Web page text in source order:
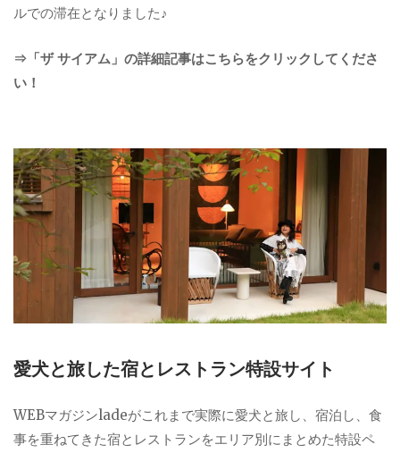
ルでの滞在となりました♪
⇒「ザ サイアム」の詳細記事はこちらをクリックしてくださ
い！
愛犬と旅した宿とレストラン特設サイト
WEBマガジンladeがこれまで実際に愛犬と旅し、宿泊し、食
事を重ねてきた宿とレストランをエリア別にまとめた特設ペ